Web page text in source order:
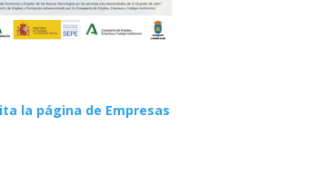
la página de Empresas